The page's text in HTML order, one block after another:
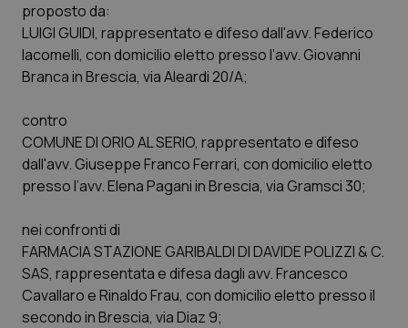
Studi e Analisi
Lettere al direttore
Edizioni Regionali
QS Pro
Abruzzo
Basilicata
QS Pro Gold
Artrite & artrosi
QS Club Newsletter
proposto da:
LUIGI GUIDI, rappresentato e difeso dall'avv. Federico
Iacomelli, con domicilio eletto presso l’avv. Giovanni
Branca in Brescia, via Aleardi 20/A;
contro
COMUNE DI ORIO AL SERIO, rappresentato e difeso
dall'avv. Giuseppe Franco Ferrari, con domicilio eletto
presso l’avv. Elena Pagani in Brescia, via Gramsci 30;
nei confronti di
FARMACIA STAZIONE GARIBALDI DI DAVIDE POLIZZI & C.
SAS, rappresentata e difesa dagli avv. Francesco
Cavallaro e Rinaldo Frau, con domicilio eletto presso il
secondo in Brescia, via Diaz 9;